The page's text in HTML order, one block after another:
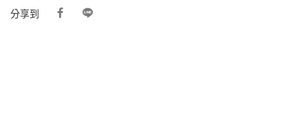
分享到